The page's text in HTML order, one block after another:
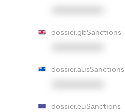
dossier.gbSanctions
dossier.ausSanctions
dossier.euSanctions